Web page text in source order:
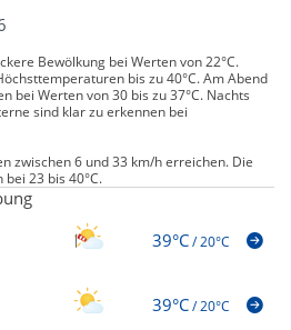
Bewölkung bei Werten von 22°C.
bis zu 40°C. Am Abend
bei Werten von 30 bis zu 37°C. Nachts
sind klar zu erkennen bei
zwischen 6 und 33 km/h erreichen. Die
23 bis 40°C.
39°C/20°C
39°C/20°C